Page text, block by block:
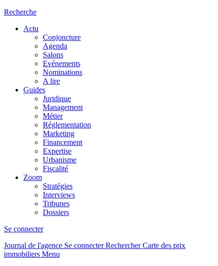
Recherche
Actu
Conjoncture
Agenda
Salons
Evénements
Nominations
A lire
Guides
Juridique
Management
Métier
Réglementation
Marketing
Financement
Expertise
Urbanisme
Fiscalité
Zoom
Stratégies
Interviews
Tribunes
Dossiers
Se connecter
Journal de l'agence Se connecterRechercher Carte des prix
immobiliers Menu